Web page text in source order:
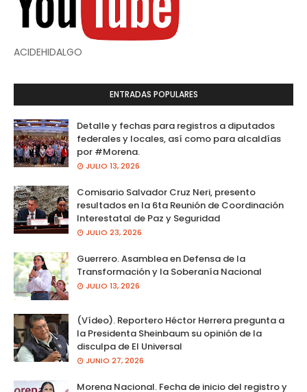
ACIDEHIDALGO
ENTRADAS POPULARES
Detalle y fechas para registros a diputados
federales y locales, así como para alcaldías
por #Morena.
JULIO 13, 2026
Comisario Salvador Cruz Neri, presento
resultados en la 6ta Reunión de Coordinación
Interestatal de Paz y Seguridad
JULIO 23, 2026
Guerrero. Asamblea en Defensa de la
Transformación y la Soberanía Nacional
JULIO 13, 2026
(Vídeo). Reportero Héctor Herrera pregunta a
la Presidenta Sheinbaum su opinión de la
disculpa de El Universal
JUNIO 27, 2026
Morena Nacional. Fecha de inicio del registro y